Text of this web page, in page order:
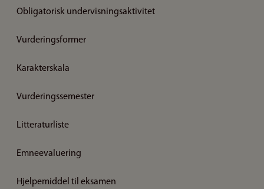
Obligatorisk undervisningsaktivitet
Vurderingsformer
Karakterskala
Vurderingssemester
Litteraturliste
Emneevaluering
Hjelpemiddel til eksamen